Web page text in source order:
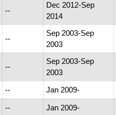
--
Dec 2012-Sep
2014
--
Sep 2003-Sep
2003
--
Sep 2003-Sep
2003
-- Jan 2009-
-- Jan 2009-